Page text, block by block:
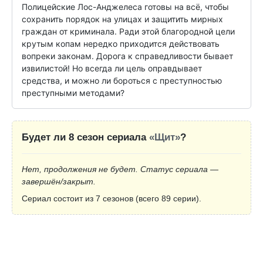
Полицейские Лос-Анджелеса готовы на всё, чтобы
сохранить порядок на улицах и защитить мирных
граждан от криминала. Ради этой благородной цели
крутым копам нередко приходится действовать
вопреки законам. Дорога к справедливости бывает
извилистой! Но всегда ли цель оправдывает
средства, и можно ли бороться с преступностью
преступными методами?
Будет ли 8 сезон сериала «Щит»?
Нет, продолжения не будет. Статус сериала —
завершён/закрыт.
Сериал состоит из 7 сезонов (всего 89 серии).